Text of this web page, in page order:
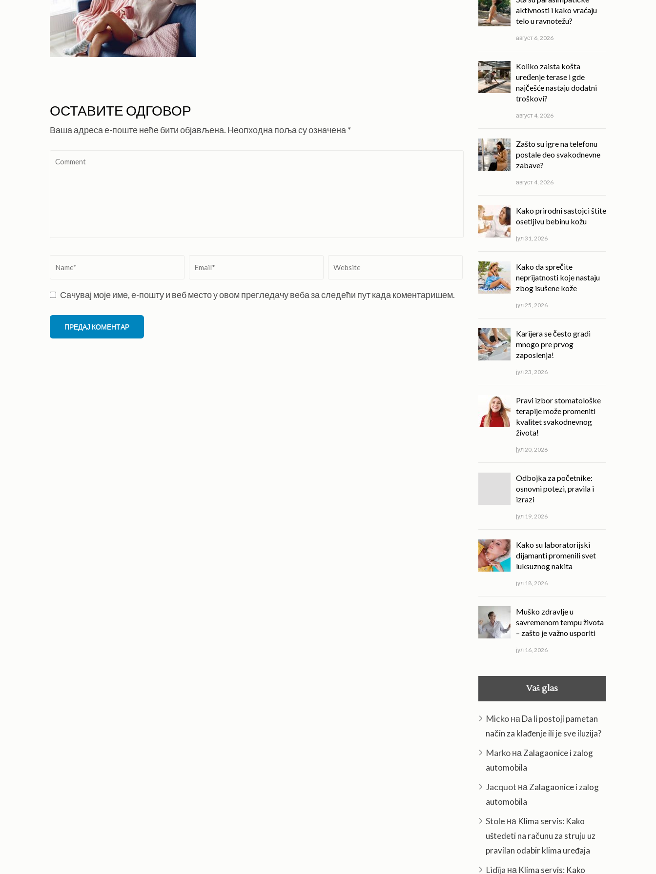
ОСТАВИТЕ ОДГОВОР
Ваша адреса е-поште неће бити објављена. Неопходна поља су означена *
Comment
Сачувај моје име, е-пошту и веб место у овом прегледачу веба за следећи пут када коментаришем.
aktivnosti i kako vraćaju
telo u ravnotežu?
август 6, 2026
Koliko zaista košta
uređenje terase i gde
najčešće nastaju dodatni
troškovi?
август 4, 2026
Zašto su igre na telefonu
postale deo svakodnevne
zabave?
август 4, 2026
Kako prirodni sastojci štite
osetljivu bebinu kožu
јул 31, 2026
Kako da sprečite
neprijatnosti koje nastaju
zbog isušene kože
јул 25, 2026
Karijera se često gradi
mnogo pre prvog
zaposlenja!
јул 23, 2026
Pravi izbor stomatološke
terapije može promeniti
kvalitet svakodnevnog
života!
јул 20, 2026
Odbojka za početnike:
osnovni potezi, pravila i
izrazi
јул 19, 2026
Kako su laboratorijski
dijamanti promenili svet
luksuznog nakita
јул 18, 2026
Muško zdravlje u
savremenom tempu života
– zašto je važno usporiti
јул 16, 2026
Vaš glas
Mickoна Da li postoji pametan
način za klađenje ili je sve iluzija?
Markoна Zalagaonice i zalog
automobila
Jacquot на Zalagaonice i zalog
automobila
Stole на Klima servis: Kako
uštedeti na računu za struju uz
pravilan odabir klima uređaja
Lidija на Klima servis: Kako